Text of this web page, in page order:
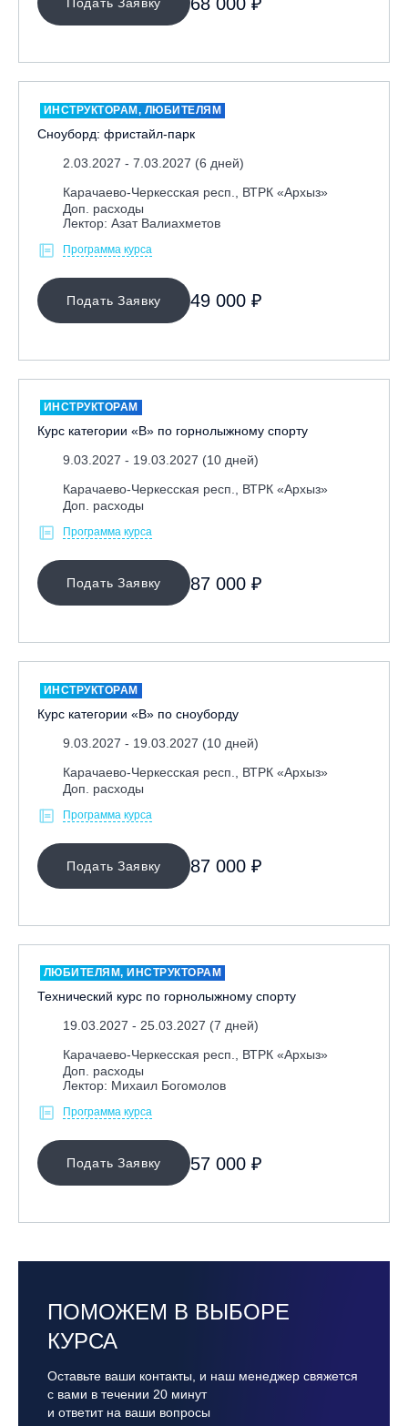
Ярославль, СП «Изгиб»
ИНСТРУКТОРАМ, ЛЮБИТЕЛЯМ
Сноуборд: фристайл-парк
2.03.2027 - 7.03.2027 (6 дней)
Карачаево-Черкесская респ., ВТРК «Архыз»
Доп. расходы
Лектор: Азат Валиахметов
Программа курса
Подать Заявку 49 000 ₽
ИНСТРУКТОРАМ
Курс категории «В» по горнолыжному спорту
9.03.2027 - 19.03.2027 (10 дней)
Карачаево-Черкесская респ., ВТРК «Архыз»
Доп. расходы
Программа курса
Подать Заявку 87 000 ₽
ИНСТРУКТОРАМ
Курс категории «В» по сноуборду
9.03.2027 - 19.03.2027 (10 дней)
Карачаево-Черкесская респ., ВТРК «Архыз»
Доп. расходы
Программа курса
Подать Заявку 87 000 ₽
ЛЮБИТЕЛЯМ, ИНСТРУКТОРАМ
Технический курс по горнолыжному спорту
19.03.2027 - 25.03.2027 (7 дней)
Карачаево-Черкесская респ., ВТРК «Архыз»
Доп. расходы
Лектор: Михаил Богомолов
Программа курса
Подать Заявку 57 000 ₽
ПОМОЖЕМ В ВЫБОРЕ
КУРСА
Оставьте ваши контакты, и наш менеджер свяжется
с вами в течении 20 минут
и ответит на ваши вопросы